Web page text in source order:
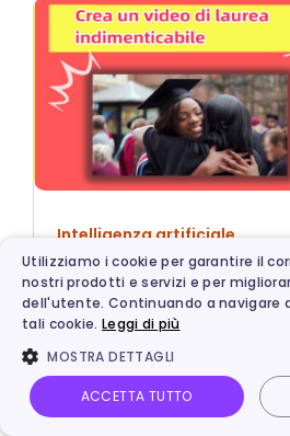
Intelligenza artificiale
Crea un video di laurea
idee e migliori programmi
Utilizziamo i cookie per garantire il
nostri prodotti e servizi e per
dell'utente. Continuando a navigare
tali cookie. Leggi di più
MOSTRA DETTAGLI
ACCETTA TUTTO